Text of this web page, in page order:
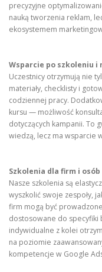
precyzyjne
nauką tworzenia reklam,
ekosystemem
Wsparcie po szkoleniu i
Uczestnicy otrzymują nie
materiały, checklisty i
codziennej pracy.
kursu — możliwość
dotyczących kampanii. To
wiedzą, lecz ma wsparcie
Szkolenia dla firm i
Nasze szkolenia są
wyszkolić swoje zespoły,
firm mogą być
dostosowane do specyfiki
indywidualne z kolei
na poziomie
kompetencje w Google